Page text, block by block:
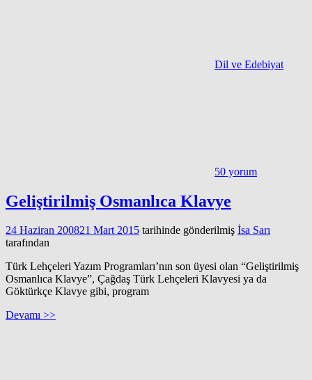
Dil ve Edebiyat
50 yorum
Geliştirilmiş Osmanlıca Klavye
24 Haziran 200821 Mart 2015 tarihinde gönderilmiş İsa Sarı
tarafından
Türk Lehçeleri Yazım Programları’nın son üyesi olan “Geliştirilmiş
Osmanlıca Klavye”, Çağdaş Türk Lehçeleri Klavyesi ya da
Göktürkçe Klavye gibi, program
Devamı >>